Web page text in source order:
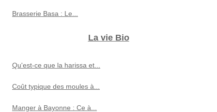
Brasserie Basa : Le...
La vie Bio
Qu'est-ce que la harissa et...
Coût typique des moules à...
Manger à Bayonne : Ce à...